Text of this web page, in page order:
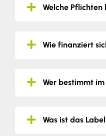
Welche
Wie finanziert
Wer bestimmt
Was ist das